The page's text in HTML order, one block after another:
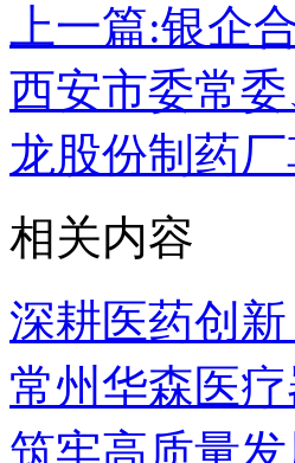
上一篇:银企
西安市委常委
龙股份制药厂
相关内容
深耕医药创
常州华森医
筑牢高质量